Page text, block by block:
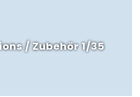
/ Zubehör 1/35